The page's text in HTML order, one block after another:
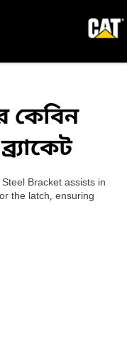
কেবিন
Bracket assists in
the latch, ensuring